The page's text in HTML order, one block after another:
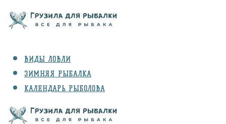
ВИДЫ ЛОВЛИ
ЗИМНЯЯ РЫБАЛКА
КАЛЕНДАРЬ РЫБОЛОВА
СНАРЯЖЕНИЕ